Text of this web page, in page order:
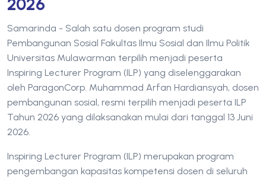
Samarinda - Salah satu dosen program studi
Pembangunan Sosial Fakultas Ilmu Sosial dan Ilmu Politik
Universitas Mulawarman terpilih menjadi peserta
Inspiring Lecturer Program (ILP) yang diselenggarakan
oleh ParagonCorp. Muhammad Arfan Hardiansyah, dosen
pembangunan sosial, resmi terpilih menjadi peserta ILP
Tahun 2026 yang dilaksanakan mulai dari tanggal 13 Juni
2026.
Inspiring Lecturer Program (ILP) merupakan program
pengembangan kapasitas kompetensi dosen di seluruh